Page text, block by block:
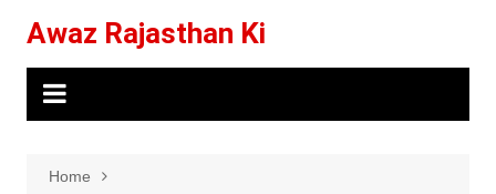
content
Awaz Rajasthan Ki
Home